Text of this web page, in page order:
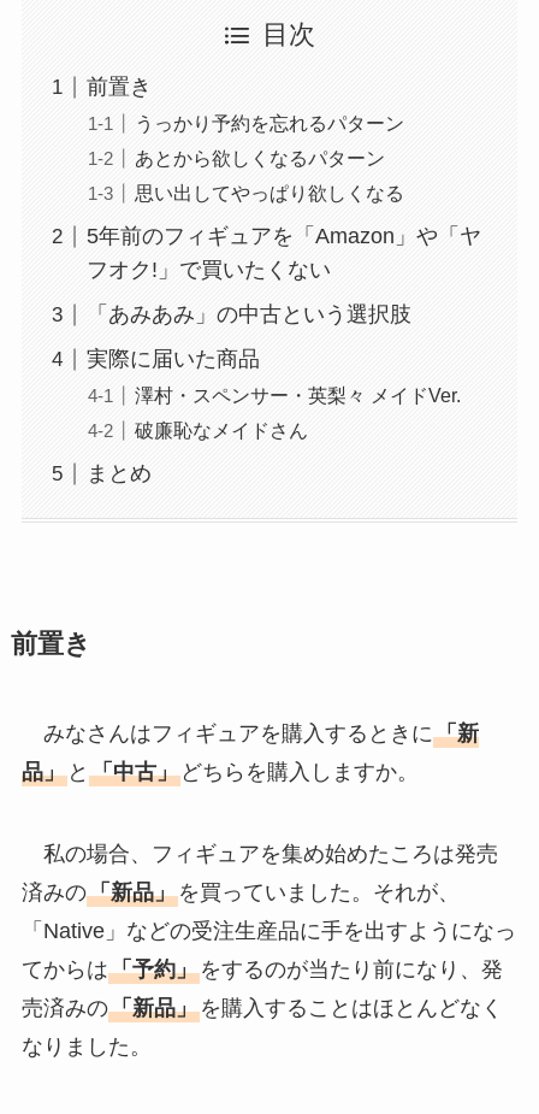
目次
前置き
うっかり予約を忘れるパターン
あとから欲しくなるパターン
思い出してやっぱり欲しくなる
5年前のフィギュアを「Amazon」や「ヤ
フオク!」で買いたくない
「あみあみ」の中古という選択肢
実際に届いた商品
澤村・スペンサー・英梨々 メイドVer.
破廉恥なメイドさん
まとめ
前置き
みなさんはフィギュアを購入するときに「新
品」と 「中古」どちらを購入しますか。
私の場合、フィギュアを集め始めたころは発売
済みの「新品」を買っていました。それが、
「Native」などの受注生産品に手を出すようになっ
てからは「予約」をするのが当たり前になり、発
売済みの「新品」を購入することはほとんどなく
なりました。